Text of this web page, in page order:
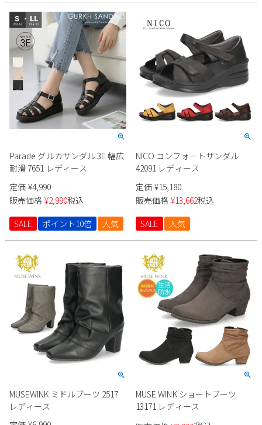
Parade グルカサンダル 3E 幅広
耐滑 7651 レディース
定価 ¥4,990
販売価格 ¥2,990税込
SALE
ポイント10倍 人気
NICO コンフォートサンダル
42091 レディース
定価 ¥15,180
販売価格 ¥13,662税込
SALE
人気
MUSEWINK ミドルブーツ 2517
レディース
MUSE WINK ショートブーツ
13171 レディース